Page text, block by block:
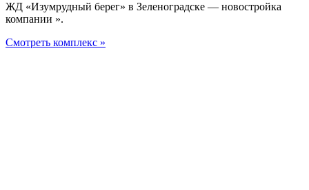
ЖД «Изумрудный берег» в Зеленоградске — новостройка
компании ».
Смотреть комплекс »